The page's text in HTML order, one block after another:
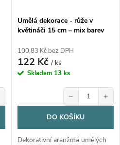
Umělá dekorace - růže v
květináči 15 cm – mix barev
100,83 Kč bez DPH
122 Kč/ ks
Skladem 13 ks
− +
DO KOŠÍKU
Dekorativní aranžmá umělých